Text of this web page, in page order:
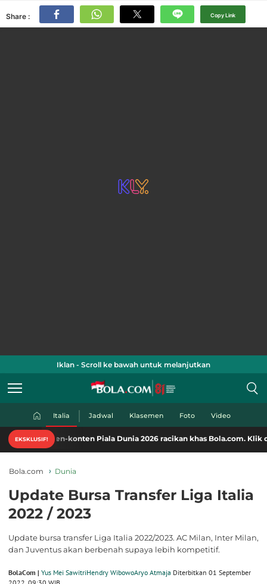
Share : Copy Link
Iklan - Scroll ke bawah untuk melanjutkan
Italia Jadwal Klasemen Foto Video
EKSKLUSIF!
konten Piala Dunia 2026 racikan khas Bola.com. Klik di sini!
Bola.com Dunia
Update Bursa Transfer Liga Italia
2022 / 2023
Update bursa transfer Liga Italia 2022/2023. AC Milan, Inter Milan,
dan Juventus akan berbenah supaya lebih kompetitif.
BolaCom | Yus Mei SawitriHendry WibowoAryo Atmaja Diterbitkan 01 September